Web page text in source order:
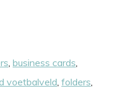
, business cards,
voetbalveld, folders,